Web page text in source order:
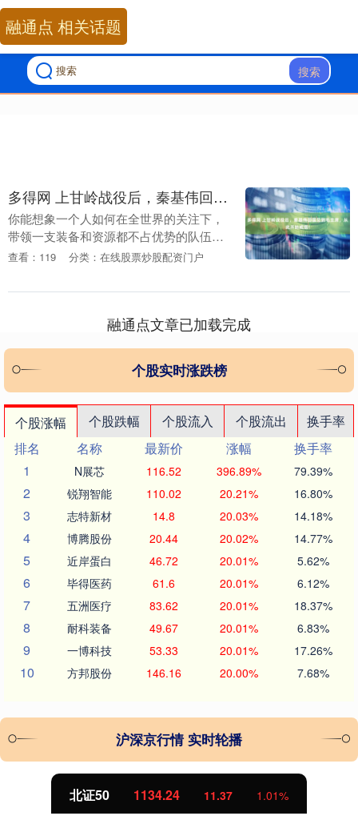
搜索
融通点 相关话题
多得网 上甘岭战役后，秦基伟回国见到毛主席，从此开始戒烟！
你能想象一个人如何在全世界的关注下，
带领一支装备和资源都不占优势的队伍，
顽强地顶住敌军一次又一次的猛烈进攻
像黄继光这样....
查看：119 分类：在线股票炒股配资门户
融通点文章已加载完成
个股实时涨跌榜
个股涨幅 个股跌幅 个股流入 个股流出
换手率
排名
名称 最新价 涨幅
换手率
1
N展芯 116.52 396.89% 79.39%
2 锐翔智能 110.02 20.21% 16.80%
3 志特新材 14.8 20.03% 14.18%
4 博腾股份 20.44 20.02% 14.77%
5 近岸蛋白 46.72 20.01% 5.62%
6 毕得医药 61.6 20.01% 6.12%
7 五洲医疗 83.62 20.01% 18.37%
8 耐科装备 49.67 20.01% 6.83%
9 一博科技 53.33 20.01% 17.26%
10 方邦股份 146.16 20.00% 7.68%
沪深京行情 实时轮播
北证50 1134.24 11.37 1.01%